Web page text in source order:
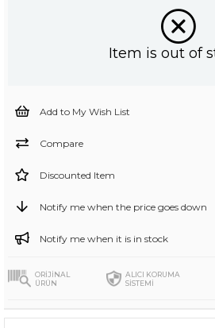
Item is out of
Add to My Wish List
Compare
Discounted Item
Notify me when the price goes down
Notify me when it is in stock
ORİJİNAL
ÜRÜN
ALICI KORUMA
SİSTEMİ